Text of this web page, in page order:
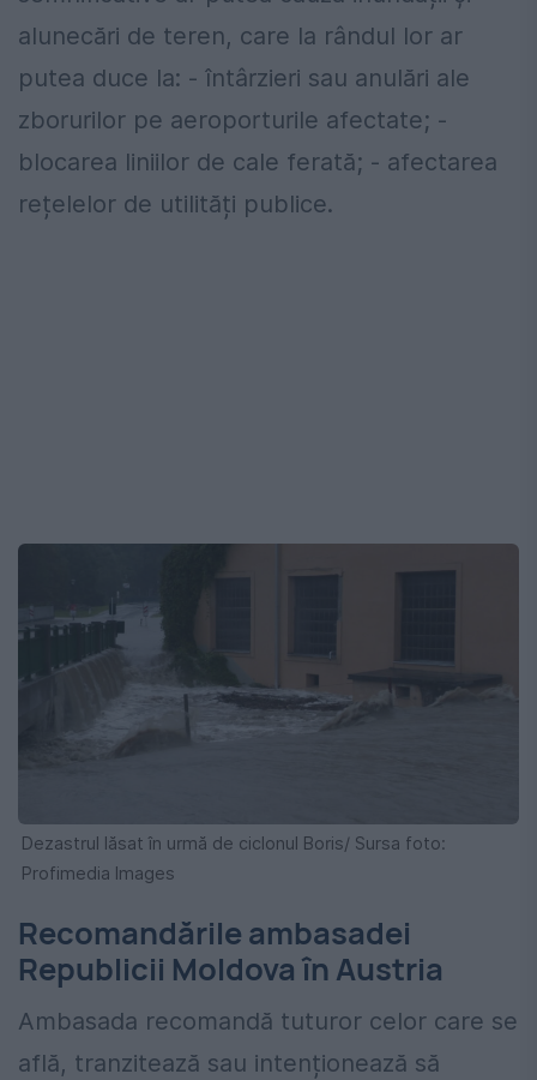
alunecări de teren, care la rândul lor ar
putea duce la: - întârzieri sau anulări ale
zborurilor pe aeroporturile afectate; -
blocarea liniilor de cale ferată; - afectarea
rețelelor de utilități publice.
Dezastrul lăsat în urmă de ciclonul Boris/ Sursa foto:
Profimedia Images
Recomandările ambasadei
Republicii Moldova în Austria
Ambasada recomandă tuturor celor care se
află, tranzitează sau intenționează să